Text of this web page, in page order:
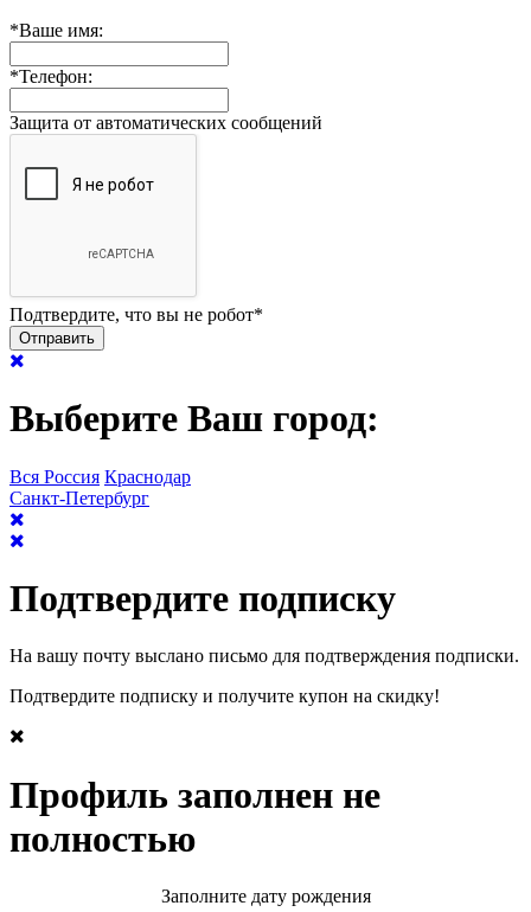
*Ваше имя:
*Телефон:
Защита от автоматических сообщений
Подтвердите, что вы не робот*
Выберите Ваш город:
Вся Россия Краснодар
Санкт-Петербург
Подтвердите подписку
На вашу почту выслано письмо для подтверждения подписки.
Подтвердите подписку и получите купон на скидку!
Профиль заполнен не
полностью
Заполните дату рождения